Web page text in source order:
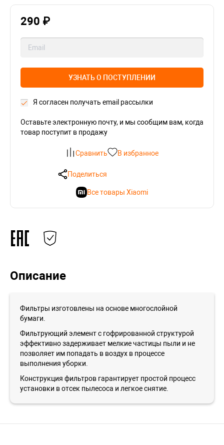
290 ₽
УЗНАТЬ О ПОСТУПЛЕНИИ
Я согласен получать email рассылки
Оставьте электронную почту, и мы сообщим вам, когда
товар поступит в продажу
Сравнить В избранное
Поделиться
Все товары Xiaomi
Описание
Фильтры изготовлены на основе многослойной
бумаги.
Фильтрующий элемент с гофрированной структурой
эффективно задерживает мелкие частицы пыли и не
позволяет им попадать в воздух в процессе
выполнения уборки.
Конструкция фильтров гарантирует простой процесс
установки в отсек пылесоса и легкое снятие.